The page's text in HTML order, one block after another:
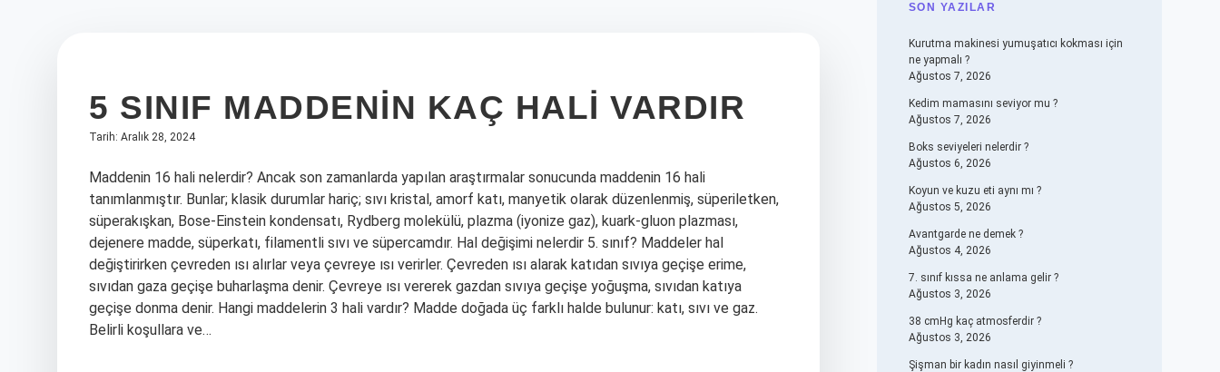
5 SINIF MADDENIN KAÇ HALI VARDIR
Tarih: Aralık 28, 2024
Maddenin 16 hali nelerdir? Ancak son zamanlarda yapılan araştırmalar sonucunda maddenin 16 hali
tanımlanmıştır. Bunlar; klasik durumlar hariç; sıvı kristal, amorf katı, manyetik olarak düzenlenmiş, süperiletken,
süperakışkan, Bose-Einstein kondensatı, Rydberg molekülü, plazma (iyonize gaz), kuark-gluon plazması,
dejenere madde, süperkatı, filamentli sıvı ve süpercamdır. Hal değişimi nelerdir 5. sınıf? Maddeler hal
değiştirirken çevreden ısı alırlar veya çevreye ısı verirler. Çevreden ısı alarak katıdan sıvıya geçişe erime,
sıvıdan gaza geçişe buharlaşma denir. Çevreye ısı vererek gazdan sıvıya geçişe yoğuşma, sıvıdan katıya
geçişe donma denir. Hangi maddelerin 3 hali vardır? Madde doğada üç farklı halde bulunur: katı, sıvı ve gaz.
Belirli koşullara ve…
SIDEBAR
SON YAZILAR
Kurutma makinesi yumuşatıcı kokması için
ne yapmalı ?
Ağustos 7, 2026
Kedim mamasını seviyor mu ?
Ağustos 7, 2026
Boks seviyeleri nelerdir ?
Ağustos 6, 2026
Koyun ve kuzu eti aynı mı ?
Ağustos 5, 2026
Avantgarde ne demek ?
Ağustos 4, 2026
7. sınıf kıssa ne anlama gelir ?
Ağustos 3, 2026
38 cmHg kaç atmosferdir ?
Ağustos 3, 2026
Şişman bir kadın nasıl giyinmeli ?